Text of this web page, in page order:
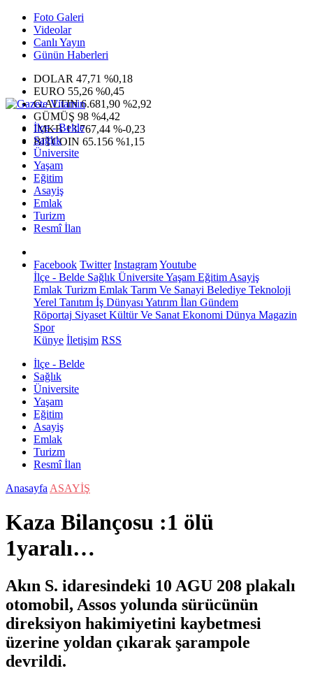
Foto Galeri
Videolar
Canlı Yayın
Günün Haberleri
DOLAR 47,71 %0,18
EURO 55,26 %0,45
G.ALTIN6.681,90 %2,92
GÜMÜŞ 98 %4,42
IMKB13.767,44 %-0,23
BITCOIN 65.156 %1,15
İlçe - Belde
Sağlık
Üniversite
Yaşam
Eğitim
Asayiş
Emlak
Turizm
Resmî İlan
Facebook Twitter InstagramYoutube
İlçe - Belde Sağlık ÜniversiteYaşam Eğitim Asayiş
Emlak Turizm Emlak Tarım Ve Sanayi Belediye Teknoloji
Yerel Tanıtım İş Dünyası Yatırım İlan Gündem
Röportaj Siyaset Kültür Ve Sanat Ekonomi Dünya Magazin
Spor
Künye İletişim RSS
İlçe - Belde
Sağlık
Üniversite
Yaşam
Eğitim
Asayiş
Emlak
Turizm
Resmî İlan
Anasayfa ASAYİŞ
Kaza Bilançosu :1 ölü
1yaralı…
Akın S. idaresindeki 10 AGU 208 plakalı
otomobil, Assos yolunda sürücünün
direksiyon hakimiyetini kaybetmesi
üzerine yoldan çıkarak şarampole
devrildi.